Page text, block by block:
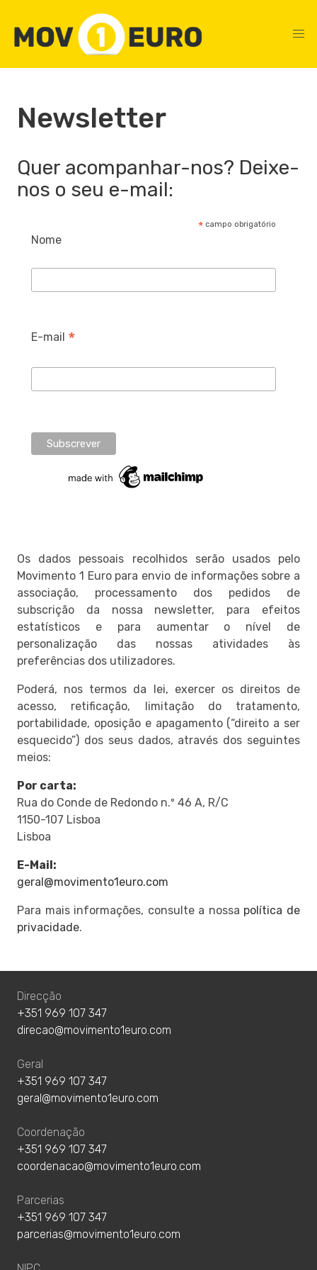
Newsletter
Quer acompanhar-nos? Deixe-
nos o seu e-mail:
*campo obrigatório
Nome
E-mail *
Os dados pessoais recolhidos serão usados pelo
Movimento 1 Euro para envio de informações sobre a
associação, processamento dos pedidos de
subscrição da nossa newsletter, para efeitos
estatísticos e para aumentar o nível de
personalização das nossas atividades às
preferências dos utilizadores.
Poderá, nos termos da lei, exercer os direitos de
acesso, retificação, limitação do tratamento,
portabilidade, oposição e apagamento (“direito a ser
esquecido”) dos seus dados, através dos seguintes
meios:
Por carta:
Rua do Conde de Redondo n.º 46 A, R/C
1150-107 Lisboa
Lisboa
E-Mail:
geral@movimento1euro.com
Para mais informações, consulte a nossa política de
privacidade.
Direcção
+351 969 107 347
direcao@movimento1euro.com
Geral
+351 969 107 347
geral@movimento1euro.com
Coordenação
+351 969 107 347
coordenacao@movimento1euro.com
Parcerias
+351 969 107 347
parcerias@movimento1euro.com